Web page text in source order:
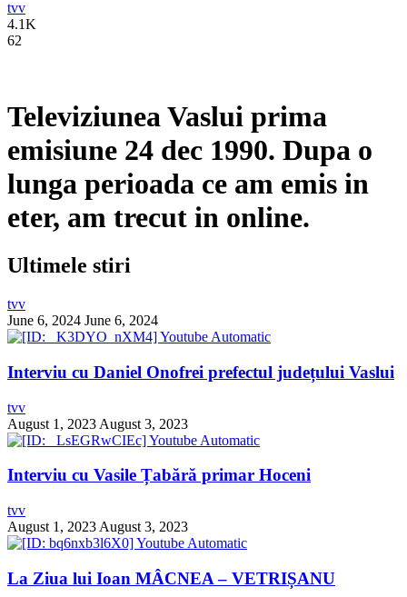
tvv
4.1K
62
Televiziunea Vaslui prima
emisiune 24 dec 1990. Dupa o
lunga perioada ce am emis in
eter, am trecut in online.
Ultimele stiri
tvv
June 6, 2024 June 6, 2024
Interviu cu Daniel Onofrei prefectul județului Vaslui
tvv
August 1, 2023 August 3, 2023
Interviu cu Vasile Țabără primar Hoceni
tvv
August 1, 2023 August 3, 2023
La Ziua lui Ioan MÂCNEA – VETRIȘANU